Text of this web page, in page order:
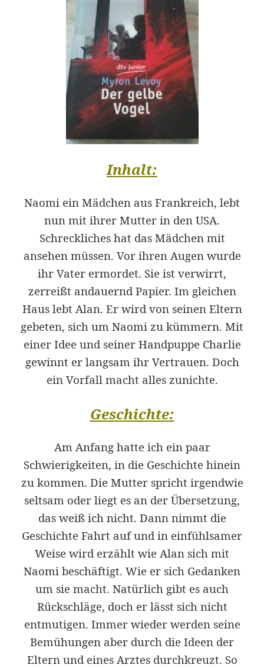
Inhalt:
Naomi ein Mädchen aus Frankreich, lebt
nun mit ihrer Mutter in den USA.
Schreckliches hat das Mädchen mit
ansehen müssen. Vor ihren Augen wurde
ihr Vater ermordet. Sie ist verwirrt,
zerreißt andauernd Papier. Im gleichen
Haus lebt Alan. Er wird von seinen Eltern
gebeten, sich um Naomi zu kümmern. Mit
einer Idee und seiner Handpuppe Charlie
gewinnt er langsam ihr Vertrauen. Doch
ein Vorfall macht alles zunichte.
Geschichte:
Am Anfang hatte ich ein paar
Schwierigkeiten, in die Geschichte hinein
zu kommen. Die Mutter spricht irgendwie
seltsam oder liegt es an der Übersetzung,
das weiß ich nicht. Dann nimmt die
Geschichte Fahrt auf und in einfühlsamer
Weise wird erzählt wie Alan sich mit
Naomi beschäftigt. Wie er sich Gedanken
um sie macht. Natürlich gibt es auch
Rückschläge, doch er lässt sich nicht
entmutigen. Immer wieder werden seine
Bemühungen aber durch die Ideen der
Eltern und eines Arztes durchkreuzt. So